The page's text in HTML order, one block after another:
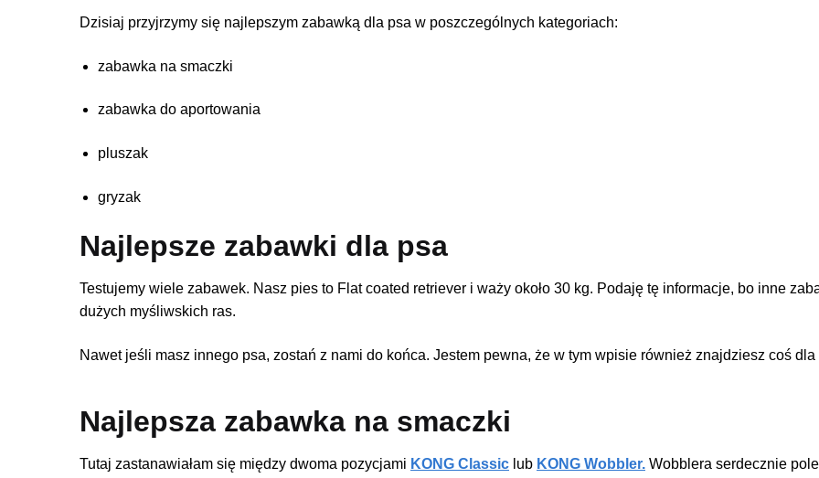
Dzisiaj przyjrzymy się najlepszym zabawką dla psa w poszczególnych kategoriach:
zabawka na smaczki
zabawka do aportowania
pluszak
gryzak
Najlepsze zabawki dla psa
Testujemy wiele zabawek. Nasz pies to Flat coated retriever i waży około 30 kg. Podaję tę informacje, bo inne
dużych myśliwskich ras.
Nawet jeśli masz innego psa, zostań z nami do końca. Jestem pewna, że w tym wpisie również znajdziesz coś dla
Najlepsza zabawka na smaczki
Tutaj zastanawiałam się między dwoma pozycjami KONG Classic lub KONG Wobbler. Wobblera serdecznie